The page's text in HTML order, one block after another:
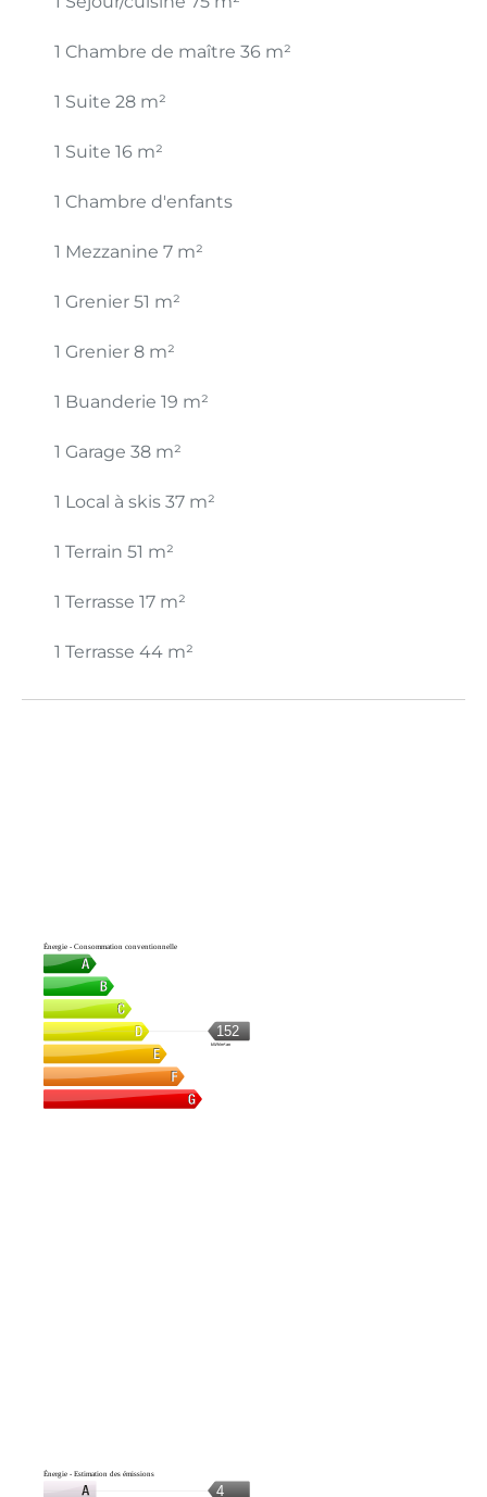
1 Chambre de maître 36 m²
1 Suite 28 m²
1 Suite 16 m²
1 Chambre d'enfants
1 Mezzanine 7 m²
1 Grenier 51 m²
1 Grenier 8 m²
1 Buanderie 19 m²
1 Garage 38 m²
1 Local à skis 37 m²
1 Terrain 51 m²
1 Terrasse 17 m²
1 Terrasse 44 m²
Énergie - Consommation conventionnelle
152
kWh/m².an
Énergie - Estimation des émissions
4